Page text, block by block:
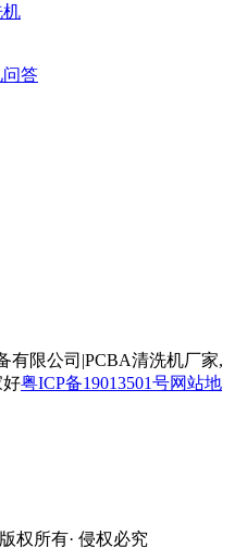
机
答
有限公司|PCBA清洗机厂家,
好粤ICP备19013501号网站地
权所有· 侵权必究